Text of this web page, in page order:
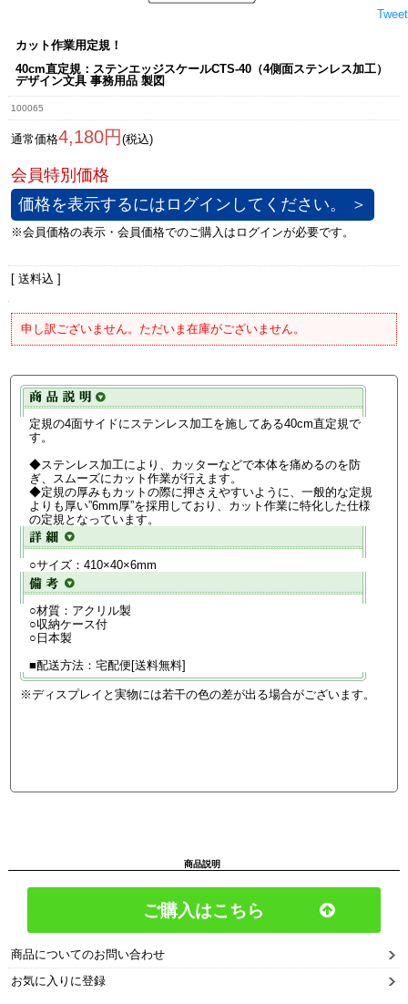
Tweet
カット作業用定規！
40cm直定規：ステンエッジスケールCTS-40（4側面ステンレス加工）
デザイン文具 事務用品 製図
100065
通常価格4,180円 (税込)
価格を表示するにはログインしてください。 ＞
[ 送料込 ]
申し訳ございません。ただいま在庫がございません。
定規の4面サイドにステンレス加工を施してある40cm直定規で
す。
◆ステンレス加工により、カッターなどで本体を痛めるのを防
ぎ、スムーズにカット作業が行えます。
◆定規の厚みもカットの際に押さえやすいように、一般的な定規
よりも厚い”6mm厚”を採用しており、カット作業に特化した仕様
の定規となっています。
○サイズ：410×40×6mm
○材質：アクリル製
○収納ケース付
○日本製
■配送方法：宅配便[送料無料]
※ディスプレイと実物には若干の色の差が出る場合がございます。
商品説明
ご購入はこちら
商品についてのお問い合わせ
お気に入りに登録